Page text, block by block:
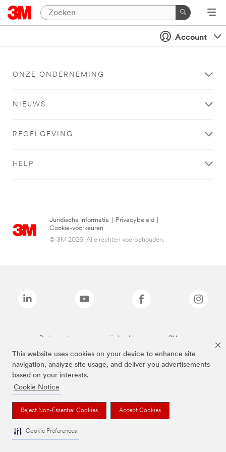
This website uses cookies on your device to enhance site
navigation, analyze site usage, and deliver you advertisements
based on your interests.
Cookie Notice
Reject Non-Essential Cookies Accept Cookies
Cookie Preferences
Account
ONZE ONDERNEMING
NIEUWS
REGELGEVING
HELP
Juridische Informatie Privacybeleid
Cookie-voorkeuren
© 3M 2026. Alle rechten voorbehouden.
De bovenstaande merken zijn handelsmerken van 3M.we